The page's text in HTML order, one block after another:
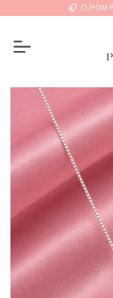
CUPOM